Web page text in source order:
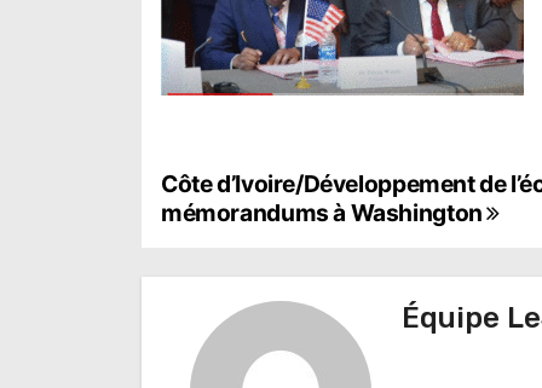
N
v
Côte d’Ivoire/Développement de
mémorandums à Washington
Équipe